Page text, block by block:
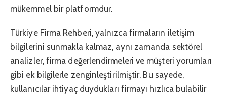
mükemmel bir platformdur.
Türkiye Firma Rehberi, yalnızca firmaların iletişim
bilgilerini sunmakla kalmaz, aynı zamanda sektörel
analizler, firma değerlendirmeleri ve müşteri yorumları
gibi ek bilgilerle zenginleştirilmiştir. Bu sayede,
kullanıcılar ihtiyaç duydukları firmayı hızlıca bulabilir